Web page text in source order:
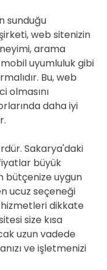
sunduğu
web sitenizin
arama
uyumluluk gibi
Bu, web
olmasını
daha iyi
Sakarya'daki
büyük
bütçenize uygun
ucuz seçeneği
dikkate
size kısa
uzun vadede
ve işletmenizi